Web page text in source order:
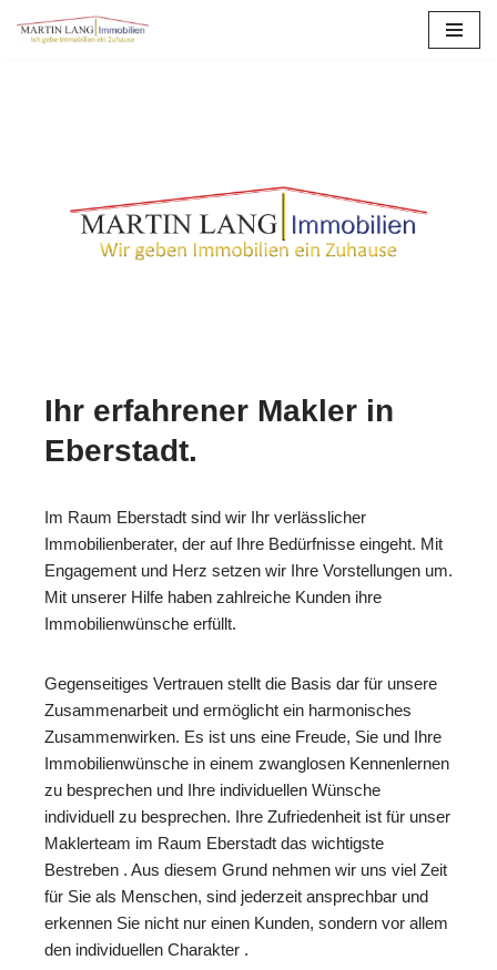
Ihr erfahrener Makler in
Eberstadt.
Im Raum Eberstadt sind wir Ihr verlässlicher
Immobilienberater, der auf Ihre Bedürfnisse eingeht. Mit
Engagement und Herz setzen wir Ihre Vorstellungen um.
Mit unserer Hilfe haben zahlreiche Kunden ihre
Immobilienwünsche erfüllt.
Gegenseitiges Vertrauen stellt die Basis dar für unsere
Zusammenarbeit und ermöglicht ein harmonisches
Zusammenwirken. Es ist uns eine Freude, Sie und Ihre
Immobilienwünsche in einem zwanglosen Kennenlernen
zu besprechen und Ihre individuellen Wünsche
individuell zu besprechen. Ihre Zufriedenheit ist für unser
Maklerteam im Raum Eberstadt das wichtigste
Bestreben . Aus diesem Grund nehmen wir uns viel Zeit
für Sie als Menschen, sind jederzeit ansprechbar und
erkennen Sie nicht nur einen Kunden, sondern vor allem
den individuellen Charakter .